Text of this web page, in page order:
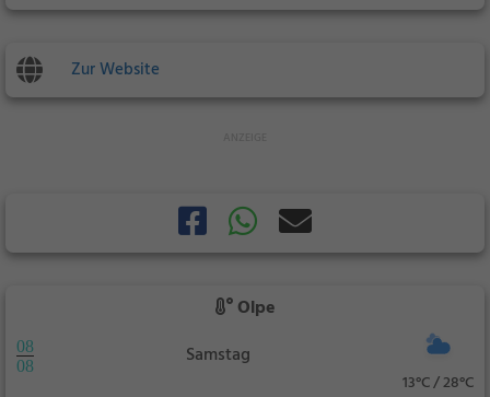
Zur Website
Olpe
08
08
Samstag
13°C / 28°C